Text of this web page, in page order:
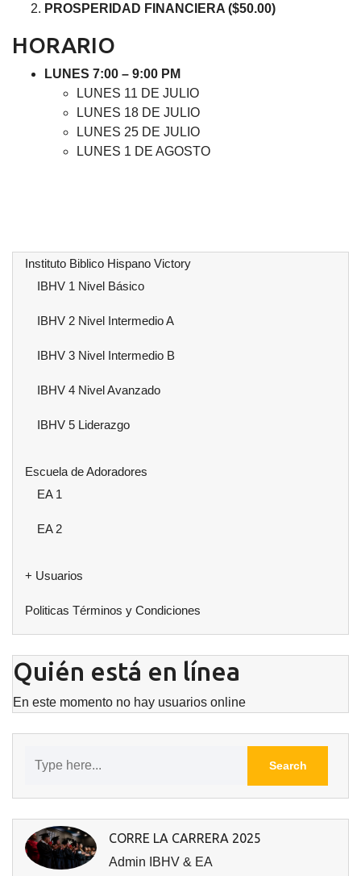
PROSPERIDAD FINANCIERA ($50.00)
HORARIO
LUNES 7:00 – 9:00 PM
LUNES 11 DE JULIO
LUNES 18 DE JULIO
LUNES 25 DE JULIO
LUNES 1 DE AGOSTO
Instituto Biblico Hispano Victory
IBHV 1 Nivel Básico
IBHV 2 Nivel Intermedio A
IBHV 3 Nivel Intermedio B
IBHV 4 Nivel Avanzado
IBHV 5 Liderazgo
Escuela de Adoradores
EA 1
EA 2
+ Usuarios
Politicas Términos y Condiciones
Quién está en línea
En este momento no hay usuarios online
CORRE LA CARRERA 2025
Admin IBHV & EA